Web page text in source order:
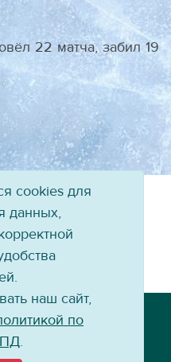
22 матча, забил 19
79-57-90
energy.ru
cookies для
данных,
наш сайт,
по
ПД.